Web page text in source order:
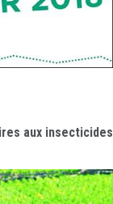
aux insecticides